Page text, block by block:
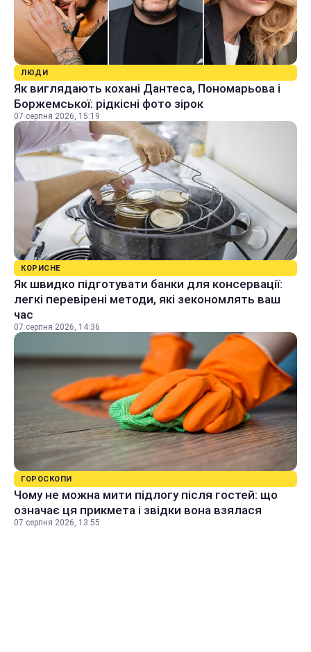
ЛЮДИ
Як виглядають кохані Дантеса, Пономарьова і
Боржемської: рідкісні фото зірок
07 серпня 2026, 15:19
КОРИСНЕ
Як швидко підготувати банки для консервації:
легкі перевірені методи, які зекономлять ваш
час
07 серпня 2026, 14:36
ГОРОСКОПИ
Чому не можна мити підлогу після гостей: що
означає ця прикмета і звідки вона взялася
07 серпня 2026, 13:55